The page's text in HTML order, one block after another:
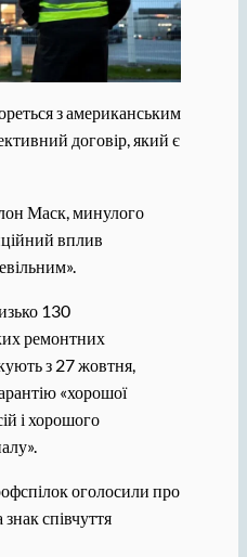
з американським
договір, який є
Маск, минулого
вплив
130
ремонтних
з 27 жовтня,
«хорошої
і хорошого
оголосили про
знак співчуття